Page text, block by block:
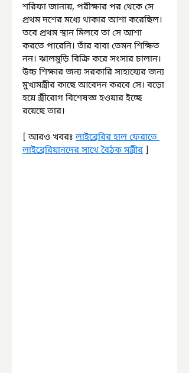
শরিফা জানায়, পরীক্ষার পর থেকে সে
প্রথম দশের মধ্যে থাকার আশা করেছিল।
তবে প্রথম স্থান মিলবে তা সে আশা
করতে পারেনি। তাঁর বাবা তেমন শিক্ষিত
নন। ঝালমুড়ি বিক্রি করে সংসার চালান।
উচ্চ শিক্ষার জন্য সরকারি সাহায্যের জন্য
মুখ্যমন্ত্রীর কাছে আবেদন করবে সে। বড়ো
হয়ে স্ত্রীরোগ বিশেষজ্ঞ হওয়ার ইচ্ছে
রয়েছে তার।
[ আরও খবরঃ লাইব্রেরির হাল ফেরাতে
লাইব্রেরিয়ানদের সাথে বৈঠক মন্ত্রীর ]